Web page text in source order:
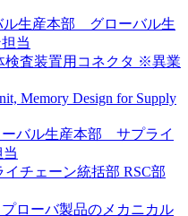
ル生産本部 グローバル生
当
検査装置用コネクタ ※異業
Memory Design for Supply
バル生産本部 サプライ
チェーン統括部 RSC部
ローバ製品のメカニカル